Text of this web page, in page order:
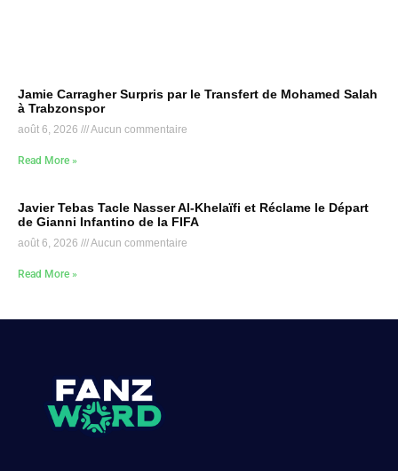
Jamie Carragher Surpris par le Transfert de Mohamed Salah
à Trabzonspor
août 6, 2026 Aucun commentaire
Read More »
Javier Tebas Tacle Nasser Al-Khelaïfi et Réclame le Départ
de Gianni Infantino de la FIFA
août 6, 2026 Aucun commentaire
Read More »